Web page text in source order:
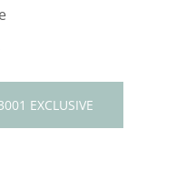
EXCLUSIVE